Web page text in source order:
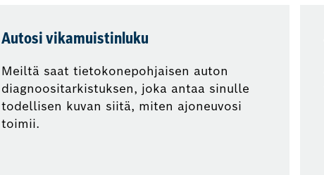
Autosi vikamuistinluku
Meiltä saat tietokonepohjaisen auton
diagnoositarkistuksen, joka antaa sinulle
todellisen kuvan siitä, miten ajoneuvosi
toimii.